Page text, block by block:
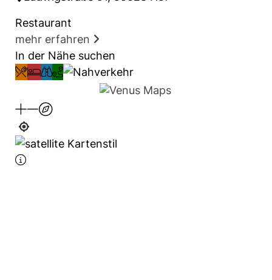
Restaurant
mehr erfahren
In der Nähe suchen